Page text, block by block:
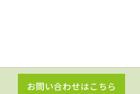
お問い合わせはこちら